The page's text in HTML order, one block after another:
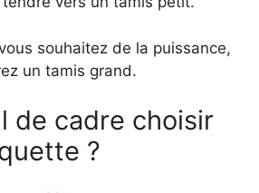
souhaitez de la puissance,
un tamis grand.
de cadre choisir
?